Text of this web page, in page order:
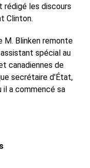
rédigé les discours
Clinton.
M. Blinken remonte
spécial au
canadiennes de
secrétaire d'État,
a commencé sa